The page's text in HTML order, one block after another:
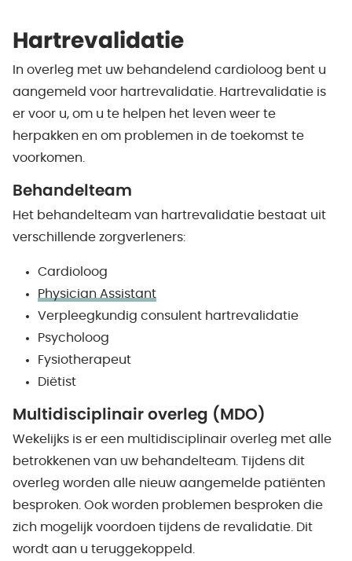
Hartrevalidatie
In overleg met uw behandelend cardioloog bent u
aangemeld voor hartrevalidatie. Hartrevalidatie is
er voor u, om u te helpen het leven weer te
herpakken en om problemen in de toekomst te
voorkomen.
Behandelteam
Het behandelteam van hartrevalidatie bestaat uit
verschillende zorgverleners:
Cardioloog
Physician Assistant
Verpleegkundig consulent hartrevalidatie
Psycholoog
Fysiotherapeut
Diëtist
Multidisciplinair overleg (MDO)
Wekelijks is er een multidisciplinair overleg met alle
betrokkenen van uw behandelteam. Tijdens dit
overleg worden alle nieuw aangemelde patiënten
besproken. Ook worden problemen besproken die
zich mogelijk voordoen tijdens de revalidatie. Dit
wordt aan u teruggekoppeld.